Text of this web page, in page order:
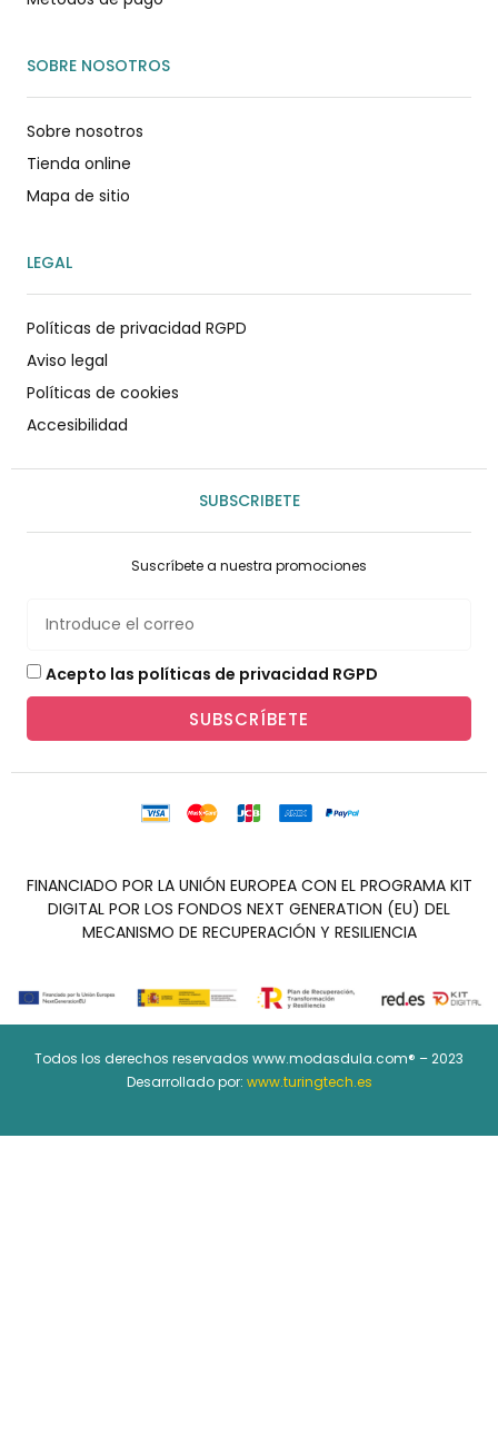
SOBRE NOSOTROS
Sobre nosotros
Tienda online
Mapa de sitio
LEGAL
Políticas de privacidad RGPD
Aviso legal
Políticas de cookies
Accesibilidad
SUBSCRIBETE
Suscríbete a nuestra promociones
Acepto las políticas de privacidad RGPD
SUBSCRÍBETE
FINANCIADO POR LA UNIÓN EUROPEA CON EL PROGRAMA KIT
DIGITAL POR LOS FONDOS NEXT GENERATION (EU) DEL
MECANISMO DE RECUPERACIÓN Y RESILIENCIA
Todos los derechos reservados www.modasdula.com® – 2023
Desarrollado por: www.turingtech.es